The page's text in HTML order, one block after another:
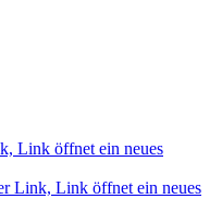
Link öffnet ein neues
Link, Link öffnet ein neues